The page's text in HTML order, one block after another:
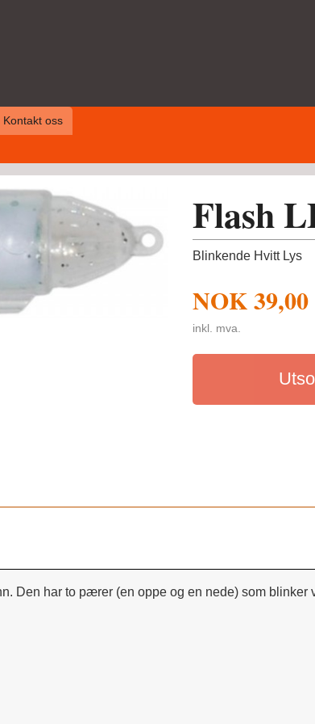
Kontakt oss
Flash
Blinkende Hvitt Lys
NOK39,00
inkl. mva.
Den har to pærer (en oppe og en nede) som